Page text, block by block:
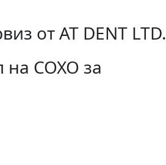
от AT DENT LTD.
COXO за